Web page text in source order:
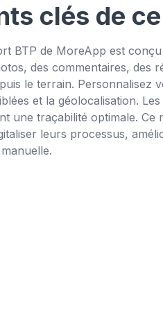
clés de
BTP de MoreApp est
des commentaires, des
le terrain. Personnalisez
et la géolocalisation.
une traçabilité optimale. Ce
leurs processus,